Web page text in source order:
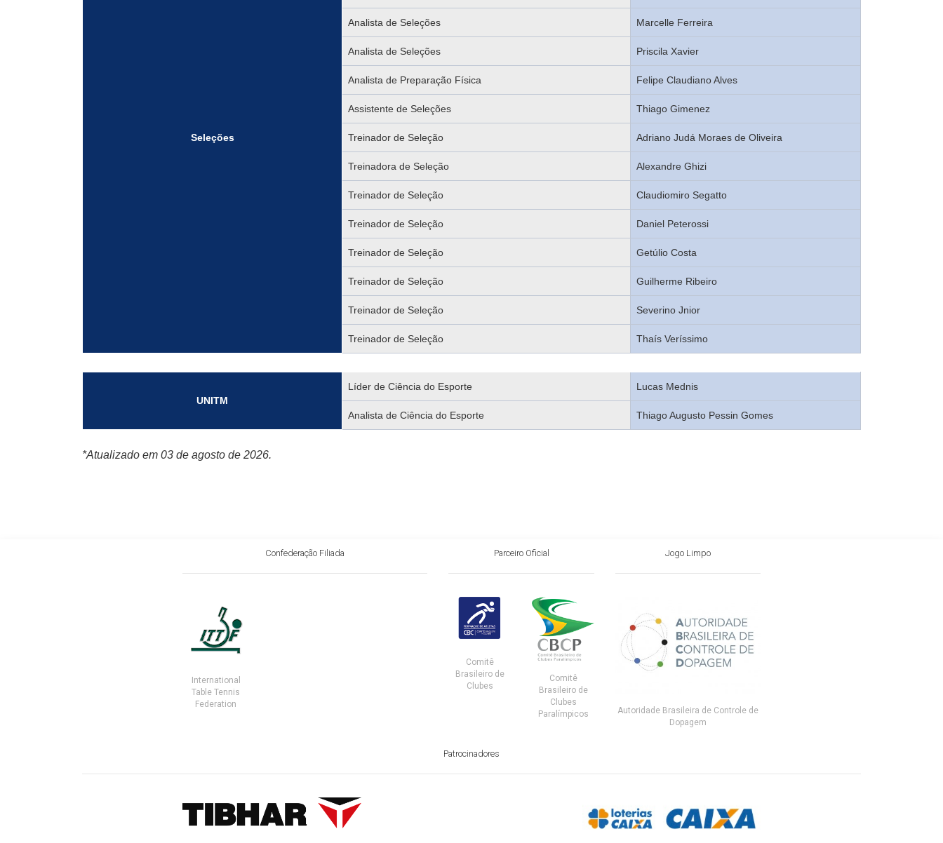
Seleções
Analista de Seleções Marcelle Ferreira
Analista de Seleções Priscila Xavier
Analista de Preparação Física Felipe Claudiano Alves
Assistente de Seleções Thiago Gimenez
Treinador de Seleção Adriano Judá Moraes de Oliveira
Treinadora de Seleção Alexandre Ghizi
Treinador de Seleção Claudiomiro Segatto
Treinador de Seleção Daniel Peterossi
Treinador de Seleção Getúlio Costa
Treinador de Seleção Guilherme Ribeiro
Treinador de Seleção Severino Jnior
Treinador de Seleção Thaís Veríssimo
UNITM
Líder de Ciência do Esporte Lucas Mednis
Analista de Ciência do Esporte Thiago Augusto Pessin Gomes
*Atualizado em 03 de agosto de 2026.
Confederação Filiada
International
Table Tennis
Federation
Parceiro Oficial
Comitê
Brasileiro de
Clubes
Comitê
Brasileiro de
Clubes
Paralímpicos
Jogo Limpo
Autoridade Brasileira de Controle de
Dopagem
Patrocinadores